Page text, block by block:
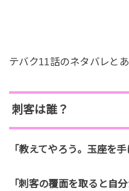
テバク11話のネタバレと
刺客は誰？
「教えてやろう。玉座を
「刺客の覆面を取ると自